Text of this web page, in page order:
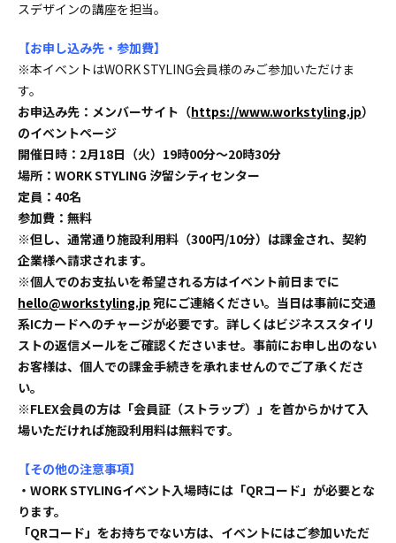
スデザインの講座を担当。
【お申し込み先・参加費】
※本イベントはWORK STYLING会員様のみご参加いただけま
す。
お申込み先：メンバーサイト（https://www.workstyling.jp）
のイベントページ
開催日時：2月18日（火）19時00分～20時30分
場所：WORK STYLING 汐留シティセンター
定員：40名
参加費：無料
※但し、通常通り施設利用料（300円/10分）は課金され、契約
企業様へ請求されます。
※個人でのお支払いを希望される方はイベント前日までに
hello@workstyling.jp 宛にご連絡ください。当日は事前に交通
系ICカードへのチャージが必要です。詳しくはビジネススタイリ
ストの返信メールをご確認くださいませ。事前にお申し出のない
お客様は、個人での課金手続きを承れませんのでご了承くださ
い。
※FLEX会員の方は「会員証（ストラップ）」を首からかけて入
場いただければ施設利用料は無料です。
【その他の注意事項】
・WORK STYLINGイベント入場時には「QRコード」が必要とな
ります。
「QRコード」をお持ちでない方は、イベントにはご参加いただ